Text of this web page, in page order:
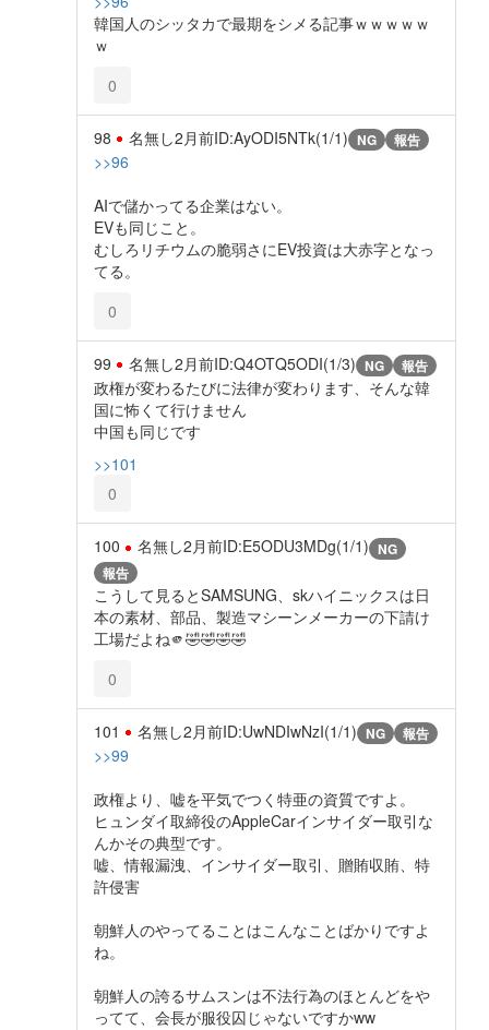
韓国人のシッタカで最期をシメる記事ｗｗｗｗｗ
ｗ
0
98 名無し2月前ID:AyODI5NTk(1/1) NG 報告
>>96
AIで儲かってる企業はない。
EVも同じこと。
むしろリチウムの脆弱さにEV投資は大赤字となっ
てる。
0
99 名無し2月前ID:Q4OTQ5ODI(1/3) NG 報告
政権が変わるたびに法律が変わります、そんな韓
国に怖くて行けません
中国も同じです
>>101
0
100 名無し2月前ID:E5ODU3MDg(1/1) NG
報告
こうして見るとSAMSUNG、skハイニックスは日
本の素材、部品、製造マシーンメーカーの下請け
工場だよね🫵🤣🤣🤣🤣
0
101 名無し2月前ID:UwNDIwNzI(1/1) NG 報告
>>99
政権より、嘘を平気でつく特亜の資質ですよ。
ヒュンダイ取締役のAppleCarインサイダー取引な
んかその典型です。
嘘、情報漏洩、インサイダー取引、贈賄収賄、特
許侵害
朝鮮人のやってることはこんなことばかりですよ
ね。
朝鮮人の誇るサムスンは不法行為のほとんどをや
ってて、会長が服役囚じゃないですかww